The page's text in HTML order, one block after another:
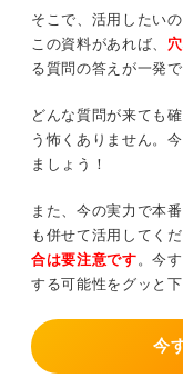
そこで、活用したい
この資料があれば、
る質問の答えが一発で
どんな質問が来ても
う怖くありません。
ましょう！
また、今の実力で本
も併せて活用してくだ
合は要注意です。今
する可能性をグッと下
今
OK逆質問③具体的
NG逆質問①調べれ
NG逆質問②待遇面
熱意が感じられ
合格率アップ！
身だしなみを整え